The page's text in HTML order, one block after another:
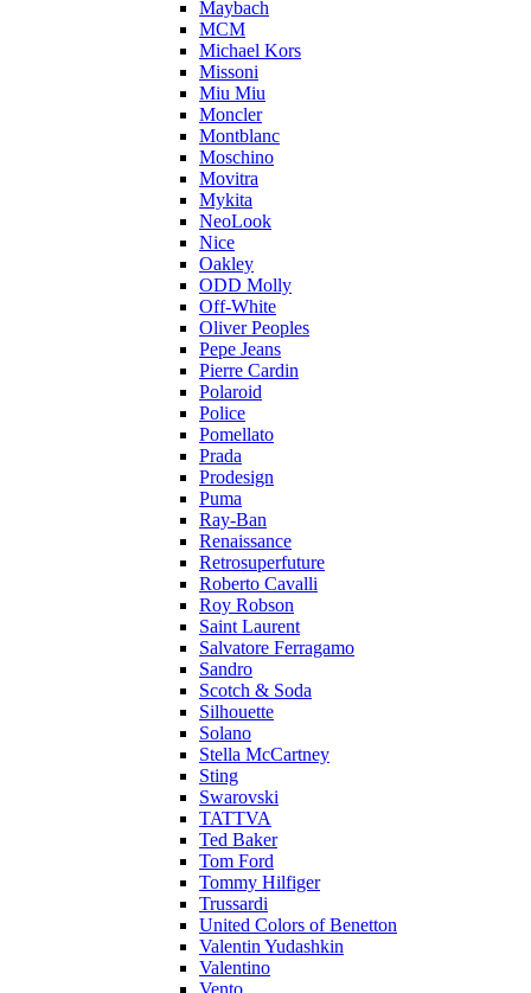
Maybach
MCM
Michael Kors
Missoni
Miu Miu
Moncler
Montblanc
Moschino
Movitra
Mykita
NeoLook
Nice
Oakley
ODD Molly
Off-White
Oliver Peoples
Pepe Jeans
Pierre Cardin
Polaroid
Police
Pomellato
Prada
Prodesign
Puma
Ray-Ban
Renaissance
Retrosuperfuture
Roberto Cavalli
Roy Robson
Saint Laurent
Salvatore Ferragamo
Sandro
Scotch & Soda
Silhouette
Solano
Stella McCartney
Sting
Swarovski
TATTVA
Ted Baker
Tom Ford
Tommy Hilfiger
Trussardi
United Colors of Benetton
Valentin Yudashkin
Valentino
Vento